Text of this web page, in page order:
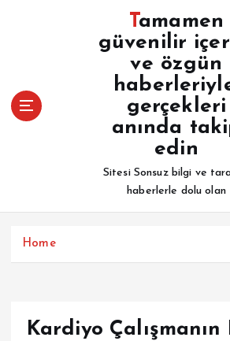
Tamamen
güvenilir
ve özgün
gerçekleri
anında
edin
Sitesi Sonsuz bilgi ve
haberlerle dolu olan
Home
Kardiyo